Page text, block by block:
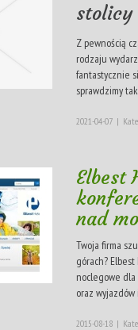
stolicy
Z pewnością
rodzaju
fantastycznie
sprawdzimy
2021-04-07 |
Elbest
nad
Twoja firma
górach?
noclegowe
oraz
2015-08-18 |